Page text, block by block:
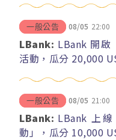
一般公告 08/05 22:00
LBank: LBank 開啟
活動，瓜分 20,000
一般公告 08/05 21:00
LBank: LBank 上線
動」，瓜分 10,000